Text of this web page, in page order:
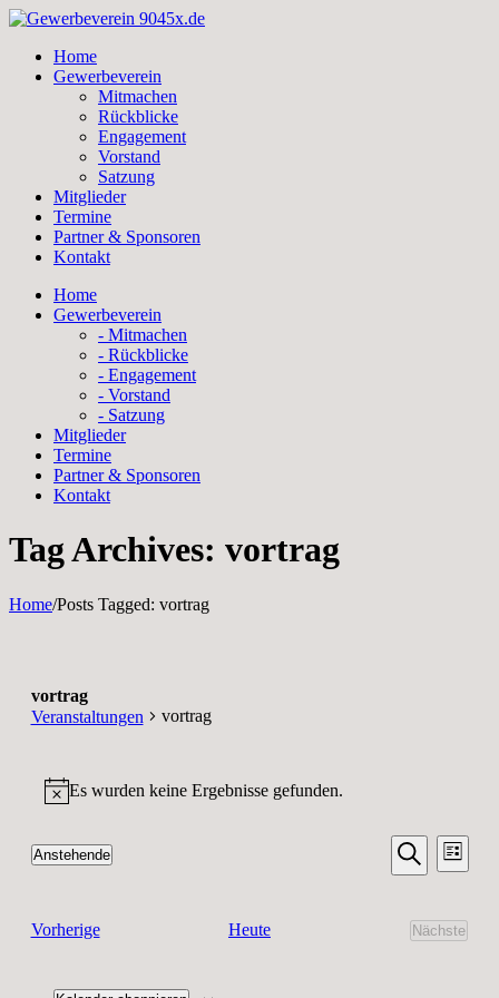
Skip
contentHome
Gewerbeverein
Mitmachen
Rückblicke
Engagement
Vorstand
Satzung
Mitglieder
Termine
Partner & Sponsoren
Kontakt
Home
Gewerbeverein
- Mitmachen
- Rückblicke
- Engagement
- Vorstand
- Satzung
Mitglieder
Termine
Partner & Sponsoren
Kontakt
Tag Archives: vortrag
Home/Posts Tagged: vortrag
vortrag
Veranstaltungen
vortrag
Hinweis
Es wurden keine Ergebnisse gefunden.
Suche
Suche
Liste
Anstehende
VorherigeVeranstaltungen Heute
Nächste